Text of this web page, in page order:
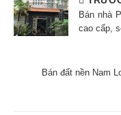
Bán nhà
cao cấp,
Bán đất nền Nam